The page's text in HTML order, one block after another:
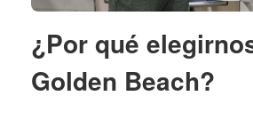
¿Por qué
Golden Beach?